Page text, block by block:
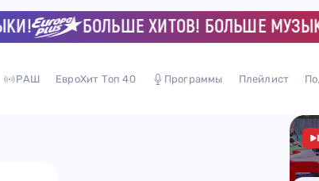
БОЛЬШЕ ХИТОВ! БОЛЬШЕ МУЗЫКИ!
РАШ ЕвроХит Топ 40 Программы Плейлист